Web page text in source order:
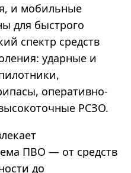
и мобильные
для быстрого
спектр средств
ударные и
оперативно-
РСЗО.
ПВО — от средств
до